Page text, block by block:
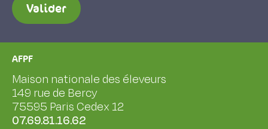
Valider
AFPF
Maison nationale des éleveurs
149 rue de Bercy
75595 Paris Cedex 12
07.69.81.16.62